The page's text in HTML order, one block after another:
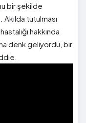
bir şekilde
tutulması
hakkında
denk geliyordu, bir